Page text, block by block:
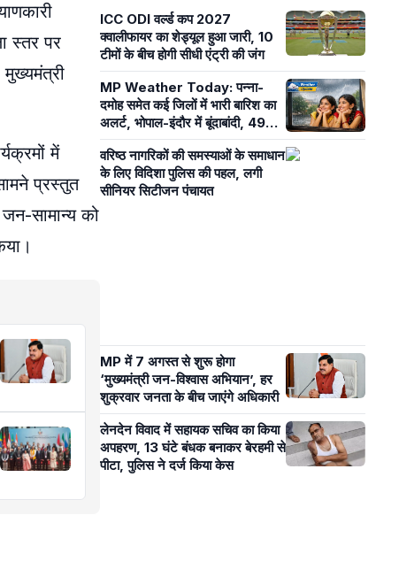
स्तर पर
मुख्यमंत्री
में
प्रस्तुत
जन-सामान्य को
ICC ODI वर्ल्ड कप 2027
क्वालीफायर का शेड्यूल हुआ जारी, 10
टीमों के बीच होगी सीधी एंट्री की जंग
MP Weather Today: पन्ना-
दमोह समेत कई जिलों में भारी बारिश का
अलर्ट, भोपाल-इंदौर में बूंदाबांदी, 49
जिलों में अब भी सामान्य से कम बारिश
वरिष्ठ नागरिकों की समस्याओं के समाधान
के लिए विदिशा पुलिस की पहल, लगी
सीनियर सिटीजन पंचायत
MP में 7 अगस्त से शुरू होगा
‘मुख्यमंत्री जन-विश्वास अभियान’, हर
शुक्रवार जनता के बीच जाएंगे अधिकारी
लेनदेन विवाद में सहायक सचिव का किया
अपहरण, 13 घंटे बंधक बनाकर बेरहमी से
पीटा, पुलिस ने दर्ज किया केस